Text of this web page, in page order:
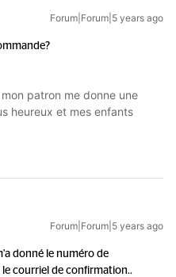
Forum|Forum|5 years ago
patron me donne une
heureux et mes enfants
Forum|Forum|5 years ago
donné le numéro de
le courriel de confirmation..